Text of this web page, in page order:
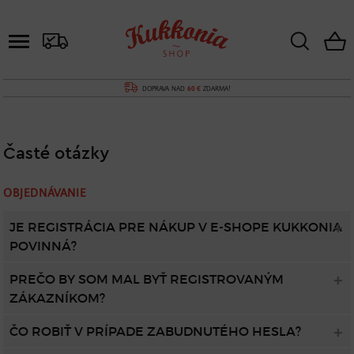
DOPRAVA NAD 60 €ZDARMA!
Časté otázky
OBJEDNÁVANIE
JE REGISTRÁCIA PRE NÁKUP V E-SHOPE KUKKONIA
POVINNÁ?
PREČO BY SOM MAL BYŤ REGISTROVANÝM
ZÁKAZNÍKOM?
ČO ROBIŤ V PRÍPADE ZABUDNUTÉHO HESLA?